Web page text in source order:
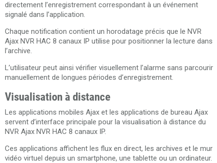
directement l’enregistrement correspondant à un événement
signalé dans l’application.
Chaque notification contient un horodatage précis que le NVR
Ajax NVR HAC 8 canaux IP utilise pour positionner la lecture dans
l’archive.
L’utilisateur peut ainsi vérifier visuellement l’alarme sans parcourir
manuellement de longues périodes d’enregistrement.
Visualisation à distance
Les applications mobiles Ajax et les applications de bureau Ajax
servent d’interface principale pour la visualisation à distance du
NVR Ajax NVR HAC 8 canaux IP.
Ces applications affichent les flux en direct, les archives et le mur
vidéo virtuel depuis un smartphone, une tablette ou un ordinateur.